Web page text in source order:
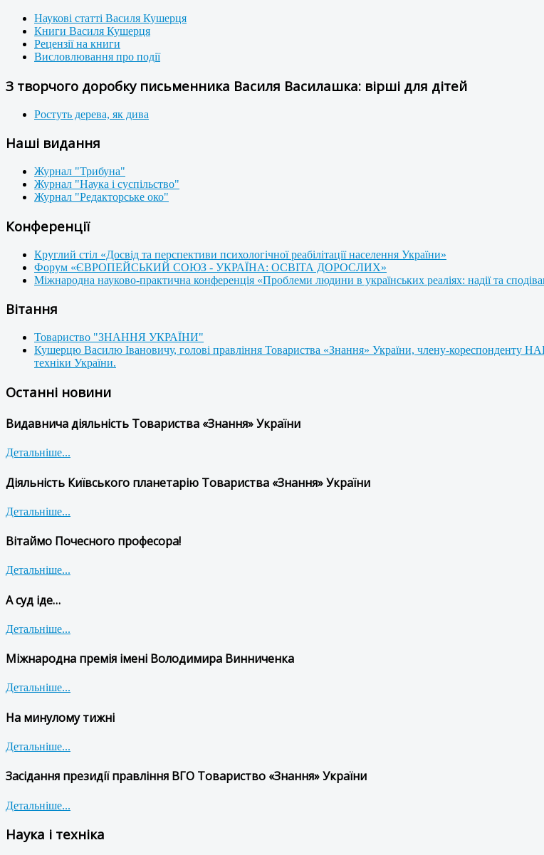
Наукові статті Василя Кушерця
Книги Василя Кушерця
Рецензії на книги
Висловлювання про події
З творчого доробку письменника Василя Василашка: вірші для дітей
Ростуть дерева, як дива
Наші видання
Журнал "Трибуна"
Журнал "Наука і суспільство"
Журнал "Редакторське око"
Конференції
Круглий стіл «Досвід та перспективи психологічної реабілітації населення України»
Форум «ЄВРОПЕЙСЬКИЙ СОЮЗ - УКРАЇНА: ОСВІТА ДОРОСЛИХ»
Міжнародна науково-практична конференція «Проблеми людини в українських реаліях: надії та
Вітання
Товариство "ЗНАННЯ УКРАЇНИ"
Кушерцю Василю Івановичу, голові правління Товариства «Знання» України, члену-кореспонденту
техніки України.
Останні новини
Видавнича діяльність Товариства «Знання» України
Детальніше...
Діяльність Київського планетарію Товариства «Знання» України
Детальніше...
Вітаймо Почесного професора!
Детальніше...
А суд іде…
Детальніше...
Міжнародна премія імені Володимира Винниченка
Детальніше...
На минулому тижні
Детальніше...
Засідання президії правління ВГО Товариство «Знання» України
Детальніше...
Наука і техніка